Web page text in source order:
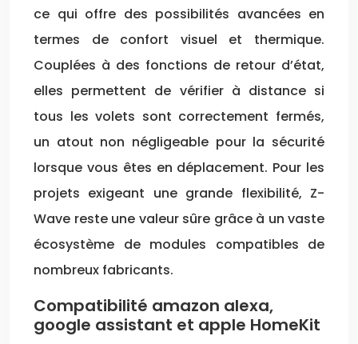
ce qui offre des possibilités avancées en
termes de confort visuel et thermique.
Couplées à des fonctions de retour d’état,
elles permettent de vérifier à distance si
tous les volets sont correctement fermés,
un atout non négligeable pour la sécurité
lorsque vous êtes en déplacement. Pour les
projets exigeant une grande flexibilité, Z-
Wave reste une valeur sûre grâce à un vaste
écosystème de modules compatibles de
nombreux fabricants.
Compatibilité amazon alexa,
google assistant et apple HomeKit